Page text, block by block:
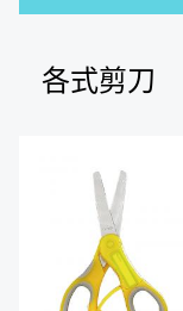
各式剪刀